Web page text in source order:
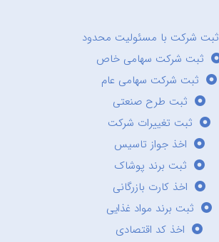
ثبت شرکت با مسئولیت محدود
ثبت شرکت سهامی خاص
ثبت شرکت سهامی عام
ثبت طرح صنعتی
ثبت تغییرات شرکت
اخذ جواز تاسیس
ثبت برند پوشاک
اخذ کارت بازرگانی
ثبت برند مواد غذایی
اخذ کد اقتصادی